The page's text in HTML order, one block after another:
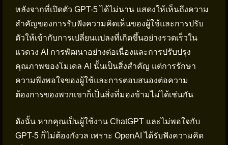
หลังจากที่เปิดตัว GPT-5 ได้ไม่นาน แสดงให้เห็นถึงความ
สำคัญของการรับฟังความคิดเห็นของผู้ใช้และการปรับ
ตัวให้เข้ากับการเปลี่ยนแปลงที่เกิดขึ้นอย่างรวดเร็วใน
แวดวง AI การพัฒนาอย่างต่อเนื่องและการปรับปรุง
คุณภาพของโมเดล AI นั้นเป็นสิ่งสำคัญ แต่การรักษา
ความพึงพอใจของผู้ใช้และการตอบสนองต่อความ
ต้องการของพวกเขาก็เป็นสิ่งที่มองข้ามไม่ได้เช่นกัน
ดังนั้น หากคุณเป็นผู้ใช้งาน ChatGPT และไม่พอใจกับ
GPT-5 ก็ไม่ต้องกังวล เพราะ OpenAI ได้รับฟังความคิด